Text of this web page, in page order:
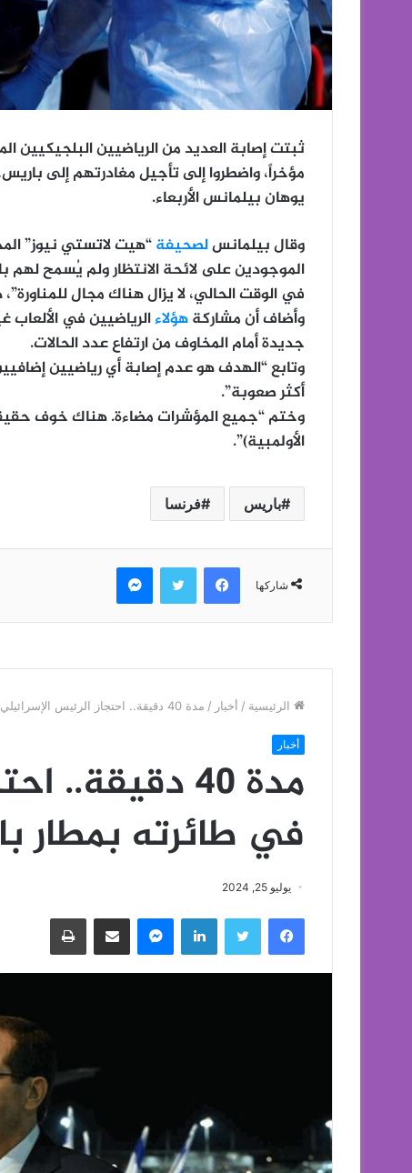
مؤخراً، واضطروا إلى تأجيل مغادرتهم إلى
يوهان بيلمانس الأربعاء.
وقال بيلمانسلصحيفة“هيت لاتستي نيوز”
الموجودين على لائحة الانتظار ولم يُسمح لهم
في الوقت الحالي، لا يزال هناك مجال
وأضاف أن مشاركةهؤلاءالرياضيين في الألعاب
جديدة أمام المخاوف من ارتفاع عدد الحالات.
وتابع “الهدف هو عدم إصابة أي رياضيين
أكثر صعوبة”.
وختم “جميع المؤشرات مضاءة. هناك خوف
الأولمبية)”.
باريس فرنسا
شاركها
فيسبوك تويتر ماسنجر